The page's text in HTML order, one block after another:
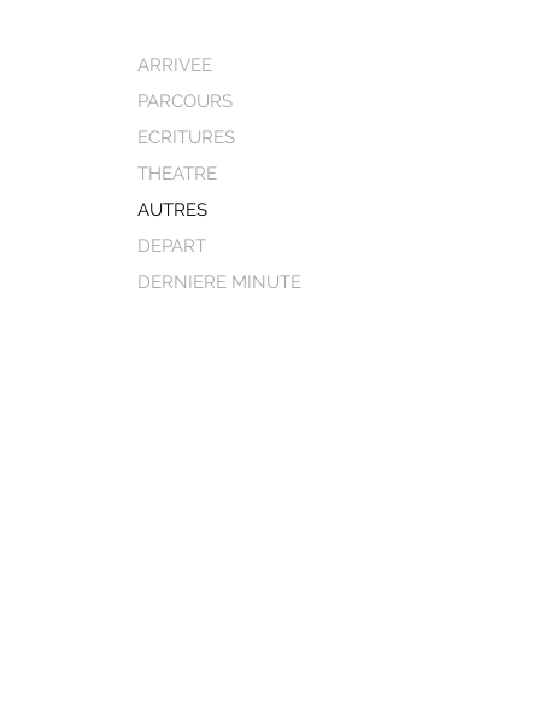
ARRIVEE
PARCOURS
ECRITURES
THEATRE
AUTRES
DEPART
DERNIERE MINUTE